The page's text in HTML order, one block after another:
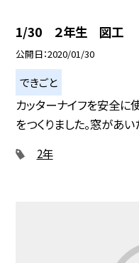
1/30 ２年生 図工
公開日 2020/01/30
できごと
カッターナイフを安全に
をつくりました。窓があい
2年